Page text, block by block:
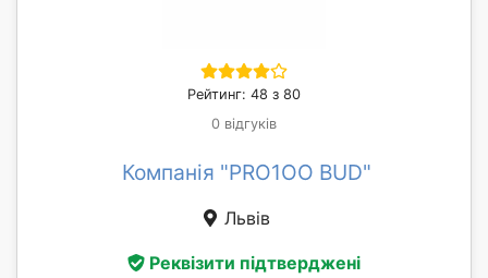
Рейтинг: 48 з 80
0 відгуків
Компанія "PRO1OO BUD"
Львів
Реквізити підтверджені